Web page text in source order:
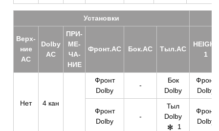
Уста­нов­ки
Верх­
ние
АС
Dolby
АС
ПРИ­
МЕ­
ЧА­
НИЕ
Фронт.АС Бок.АС Тыл.АС
HEIGHT
1
Нет 4 кан
Фронт
Dolby
-
Бок
Dolby
Фронт
Dolby
Фронт
Dolby
-
Тыл
Dolby
1
Фронт
Dolby